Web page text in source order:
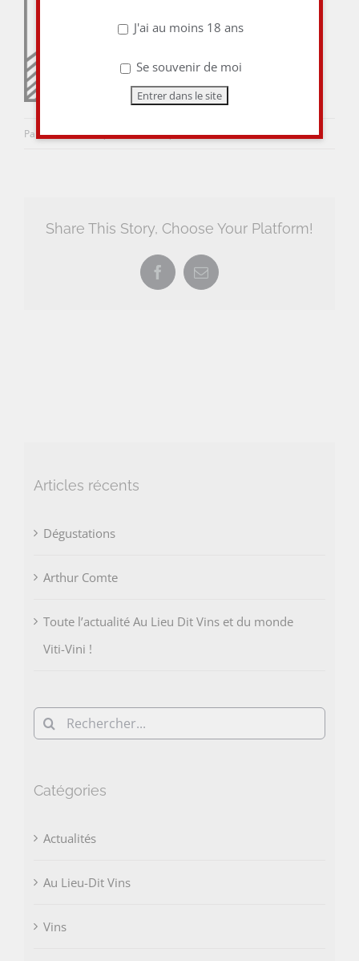
Paraulieuditvins | 9 avril 2018 | 0 commentaire
Share This Story, Choose Your Platform!
FacebookEmail
Articles récents
Dégustations
Arthur Comte
Toute l’actualité Au Lieu Dit Vins et du monde
Viti-Vini !
Rechercher:
Catégories
Actualités
Au Lieu-Dit Vins
Vins
J'ai au moins 18 ans
Se souvenir de moi